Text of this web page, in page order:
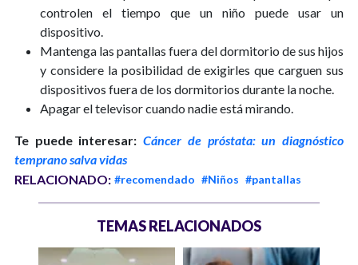
controlen el tiempo que un niño puede usar un
dispositivo.
Mantenga las pantallas fuera del dormitorio de sus hijos
y considere la posibilidad de exigirles que carguen sus
dispositivos fuera de los dormitorios durante la noche.
Apagar el televisor cuando nadie está mirando.
Te puede interesar:Cáncer de próstata: un diagnóstico
temprano salva vidas
RELACIONADO: #recomendado #Niños #pantallas
TEMAS RELACIONADOS